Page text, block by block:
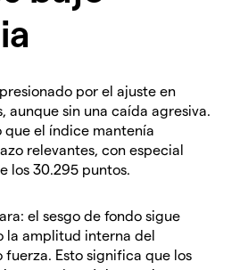
por el ajuste en
aunque sin una caída agresiva.
que el índice mantenía
relevantes, con especial
los 30.295 puntos.
el sesgo de fondo sigue
la amplitud interna del
Esto significa que los